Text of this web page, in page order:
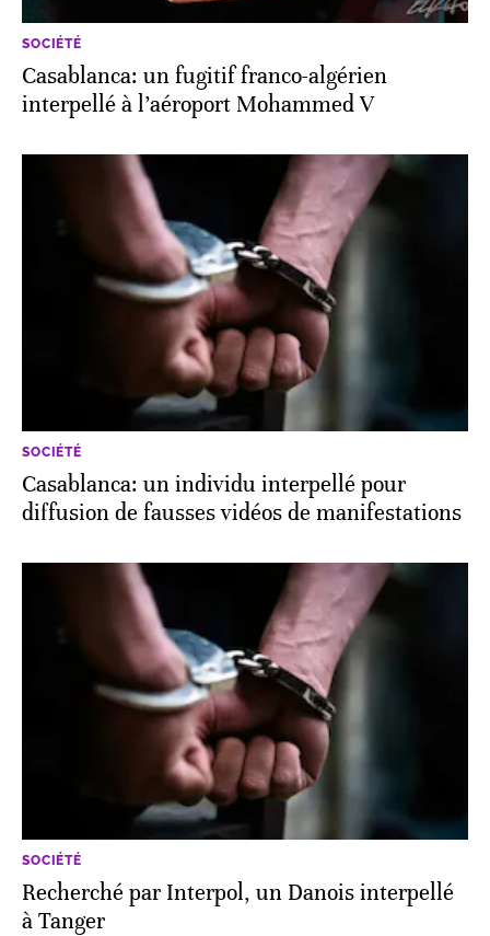
SOCIÉTÉ
Casablanca: un fugitif franco-algérien
interpellé à l’aéroport Mohammed V
SOCIÉTÉ
Casablanca: un individu interpellé pour
diffusion de fausses vidéos de manifestations
SOCIÉTÉ
Recherché par Interpol, un Danois interpellé
à Tanger